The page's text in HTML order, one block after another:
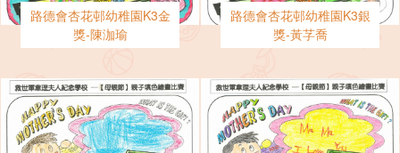
路德會杏花邨幼稚園K3金
獎-陳泇瑜
路德會杏花邨幼稚園K3銀
獎-黃芓喬